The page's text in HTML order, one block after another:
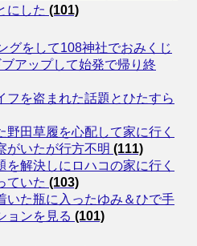
にした (101)
グをして108神社でおみくじ
アップして始発で帰り終
フを盗まれた話題とひたすら
田草履を心配して家に行く
がいたが行方不明 (111)
解決しにロハコの家に行く
ていた (103)
いた瓶に入ったゆみ＆ひで手
ョンを見る (101)